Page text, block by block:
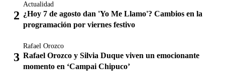
Actualidad
¿Hoy 7 de agosto dan 'Yo Me Llamo'? Cambios en la
programación por viernes festivo
Rafael Orozco
Rafael Orozco y Silvia Duque viven un emocionante
momento en ‘Campai Chipuco’